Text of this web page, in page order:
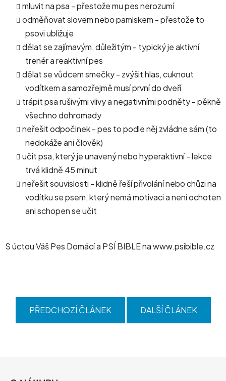
mluvit na psa - přestože mu pes nerozumí
odměňovat slovem nebo pamlskem - přestože to
psovi ubližuje
dělat se zajímavým, důležitým - typický je aktivní
trenér a reaktivní pes
dělat se vůdcem smečky - zvýšit hlas, cuknout
vodítkem a samozřejmě musí první do dveří
trápit psa rušivými vlivy a negativními podněty - pěkně
všechno dohromady
neřešit odpočinek - pes to podle něj zvládne sám (to
nedokáže ani člověk)
učit psa, který je unavený nebo hyperaktivní - lekce
trvá klidně 45 minut
neřešit souvislosti - klidně řeší přivolání nebo chůzi na
vodítku se psem, který nemá motivaci a není ochoten
ani schopen se učit
S úctou Váš Pes Domácí a PSÍ BIBLE na www.psibible.cz
PŘEDCHOZÍ ČLÁNEK DALŠÍ ČLÁNEK